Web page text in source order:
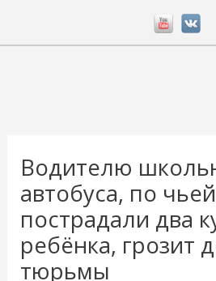
Водителю
автобуса, по
пострадали два
ребёнка, грозит
тюрьмы
записям